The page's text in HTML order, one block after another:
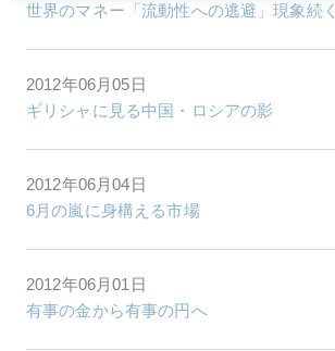
世界のマネー「流動性への逃避」現象続く
2012年06月05日
ギリシャに見る中国・ロシアの影
2012年06月04日
6月の嵐に身構える市場
2012年06月01日
有事の金から有事の円へ